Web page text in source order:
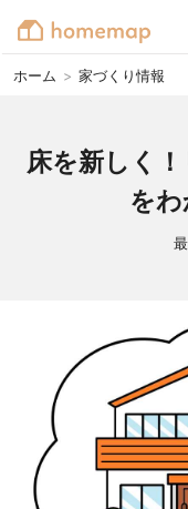
ホーム > 家づくり情報
床を新しく
を